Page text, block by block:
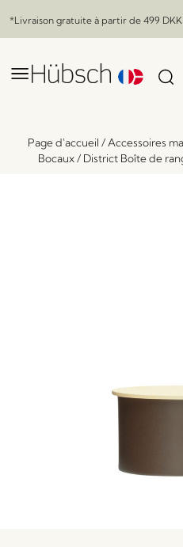
*Livraison gratuite à partir de 499 DKK
Page d'accueil / Accessoires
Bocaux/ District Boîte de